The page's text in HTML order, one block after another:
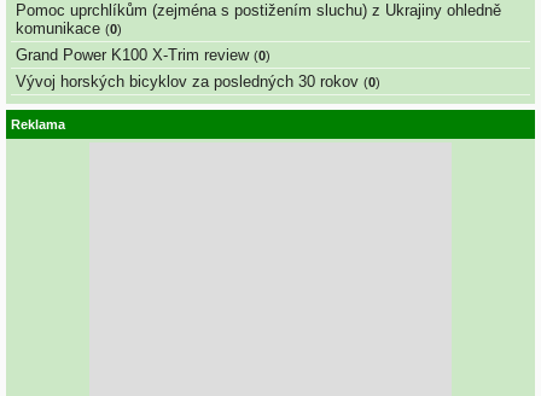
Pomoc uprchlíkům (zejména s postižením sluchu) z Ukrajiny ohledně
komunikace (0)
Grand Power K100 X-Trim review (0)
Vývoj horských bicyklov za posledných 30 rokov (0)
Reklama